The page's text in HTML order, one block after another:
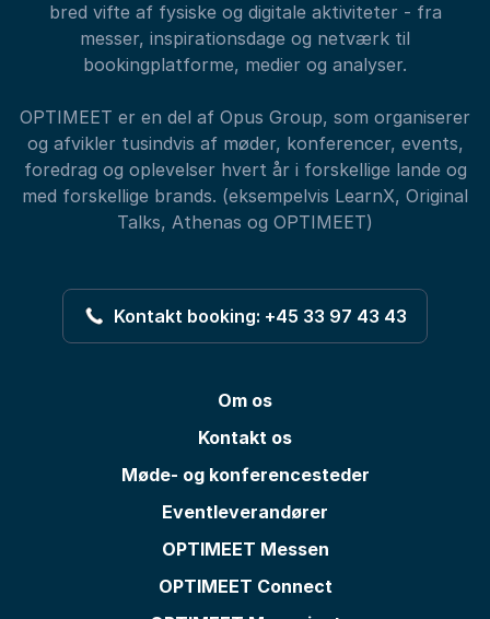
bred vifte af fysiske og digitale aktiviteter - fra
messer, inspirationsdage og netværk til
bookingplatforme, medier og analyser.
OPTIMEET er en del af Opus Group, som organiserer
og afvikler tusindvis af møder, konferencer, events,
foredrag og oplevelser hvert år i forskellige lande og
med forskellige brands. (eksempelvis LearnX, Original
Talks, Athenas og OPTIMEET)
Kontakt booking: +45 33 97 43 43
Om os
Kontakt os
Møde- og konferencesteder
Eventleverandører
OPTIMEET Messen
OPTIMEET Connect